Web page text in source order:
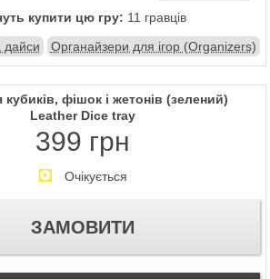
купити цю гру: 11 гравців
дайси
Органайзери для ігор (Organizers)
фішок і жетонів (зелений)
Leather Dice tray
399 грн
Очікується